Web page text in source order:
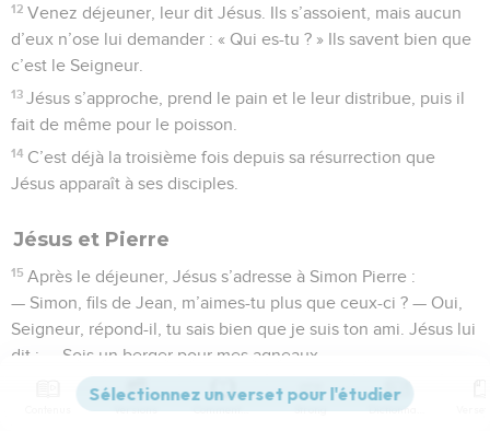
12 Venez déjeuner, leur dit Jésus. Ils s’assoient, mais aucun
d’eux n’ose lui demander : « Qui es-tu ? » Ils savent bien que
c’est le Seigneur.
13 Jésus s’approche, prend le pain et le leur distribue, puis il
fait de même pour le poisson.
14 C’est déjà la troisième fois depuis sa résurrection que
Jésus apparaît à ses disciples.
Jésus et Pierre
15 Après le déjeuner, Jésus s’adresse à Simon Pierre :
— Simon, fils de Jean, m’aimes-tu plus que ceux-ci ? — Oui,
Seigneur, répond-il, tu sais bien que je suis ton ami. Jésus lui
dit : — Sois un berger pour mes agneaux.
Puis il lui redemande une deuxième fois : — Simon, fils de
Jean, m’aimes-tu ? — Oui, Seigneur, lui répond Simon. Tu
Versions Commentaires Strong